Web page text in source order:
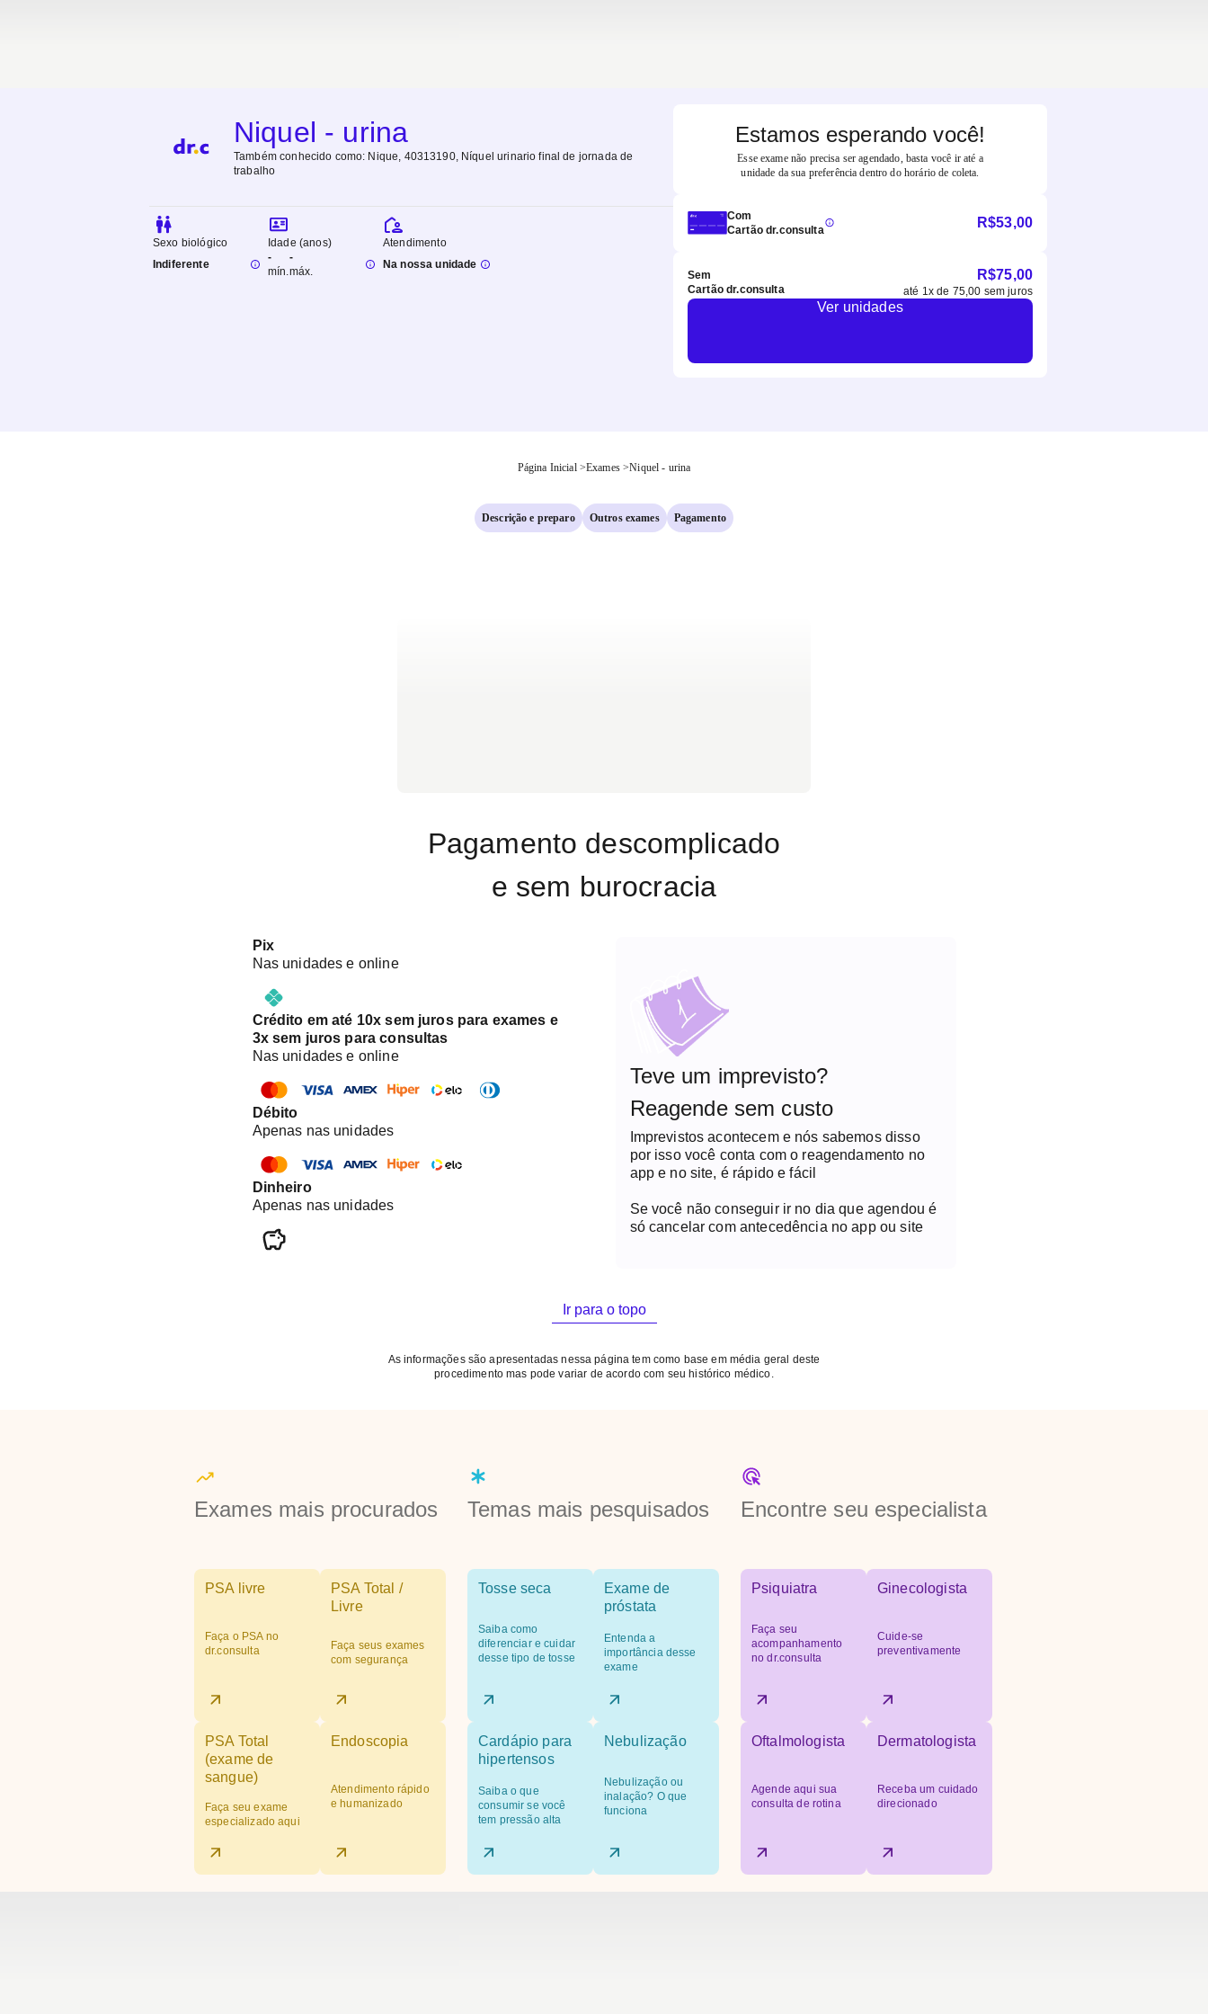
Niquel - urina
Também conhecido como: Nique, 40313190, Níquel urinario final de jornada de
trabalho
Sexo biológico
Indiferente
Idade (anos)
-
mín.
-
máx.
Atendimento
Na nossa unidade
Estamos esperando você!
Esse exame não precisa ser agendado, basta você ir até a
unidade da sua preferência dentro do horário de coleta.
Com
Cartão dr.consulta
R$53,00
Sem
Cartão dr.consulta
R$75,00
até 1x de 75,00 sem juros
Ver unidades
Página Inicial >Exames >Niquel - urina
Descrição e preparo Outros exames Pagamento
Pagamento descomplicado
e sem burocracia
Pix
Nas unidades e online
Crédito em até 10x sem juros para exames e
3x sem juros para consultas
Nas unidades e online
Débito
Apenas nas unidades
Dinheiro
Apenas nas unidades
Teve um imprevisto?
Reagende sem custo
Imprevistos acontecem e nós sabemos disso
por isso você conta com o reagendamento no
app e no site, é rápido e fácil
Se você não conseguir ir no dia que agendou é
só cancelar com antecedência no app ou site
Ir para o topo
As informações são apresentadas nessa página tem como base em média geral deste
procedimento mas pode variar de acordo com seu histórico médico.
Exames mais procurados
PSA livre
Faça o PSA no
dr.consulta
PSA Total /
Livre
Faça seus exames
com segurança
PSA Total
(exame de
sangue)
Faça seu exame
especializado aqui
Endoscopia
Atendimento rápido
e humanizado
Temas mais pesquisados
Tosse seca
Saiba como
diferenciar e cuidar
desse tipo de tosse
Exame de
próstata
Entenda a
importância desse
exame
Cardápio para
hipertensos
Saiba o que
consumir se você
tem pressão alta
Nebulização
Nebulização ou
inalação? O que
funciona
Encontre seu especialista
Psiquiatra
Faça seu
acompanhamento
no dr.consulta
Ginecologista
Cuide-se
preventivamente
Oftalmologista
Agende aqui sua
consulta de rotina
Dermatologista
Receba um cuidado
direcionado